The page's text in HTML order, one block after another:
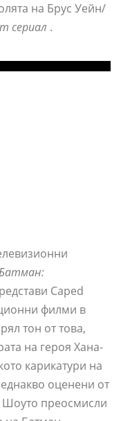
на Брус Уейн/
сериал .
Caped
филми в
тон от това,
на героя Хана-
карикатури на
оценени от
Шоуто преосмисли